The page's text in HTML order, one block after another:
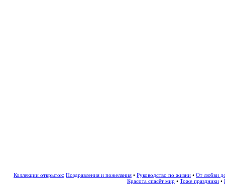
Коллекции открыток: Поздравления и пожелания • Руководство по жизни • От любви
Красота спасёт мир • Тоже праздники •